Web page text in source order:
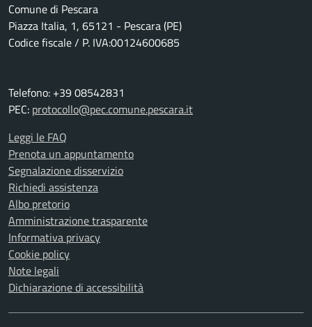
Comune di Pescara
Piazza Italia, 1, 65121 - Pescara (PE)
Codice fiscale / P. IVA:00124600685
Telefono: +39 08542831
PEC: protocollo@pec.comune.pescara.it
Leggi le FAQ
Prenota un appuntamento
Segnalazione disservizio
Richiedi assistenza
Albo pretorio
Amministrazione trasparente
Informativa privacy
Cookie policy
Note legali
Dichiarazione di accessibilità